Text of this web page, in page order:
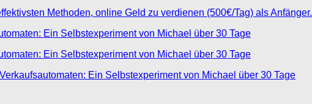
Methoden, online Geld zu verdienen (500€/Tag) als Anfänger.
Ein Selbstexperiment von Michael über 30 Tage
Ein Selbstexperiment von Michael über 30 Tage
Ein Selbstexperiment von Michael über 30 Tage